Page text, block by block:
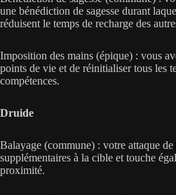
une bénédiction de sagesse durant
réduisent le temps de recharge des
Imposition des mains (épique) : vous
points de vie et de réinitialiser tous les
compétences.
Druide
Balayage (commune) : votre attaque
supplémentaires à la cible et touche
proximité.